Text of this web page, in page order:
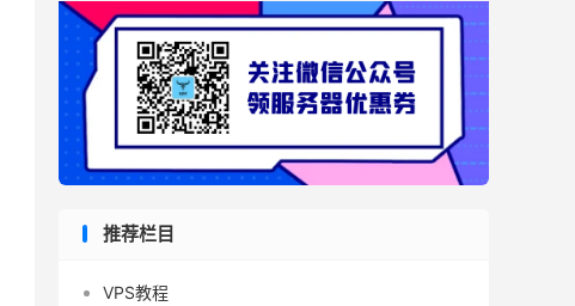
推荐栏目
VPS教程